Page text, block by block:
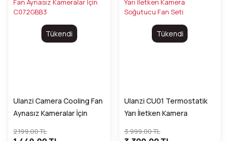
Tükendi
Ulanzi Camera Cooling Fan
Aynasız Kameralar İçin
2.199,00 TL
Tükendi
Ulanzi CU01 Termostatik
Yarı İletken Kamera
3.999,00 TL